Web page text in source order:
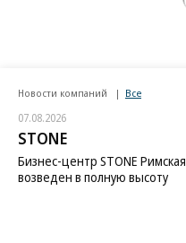
Новости компаний Все
07.08.2026
STONE
Бизнес-центр STONE Римская
возведен в полную высоту